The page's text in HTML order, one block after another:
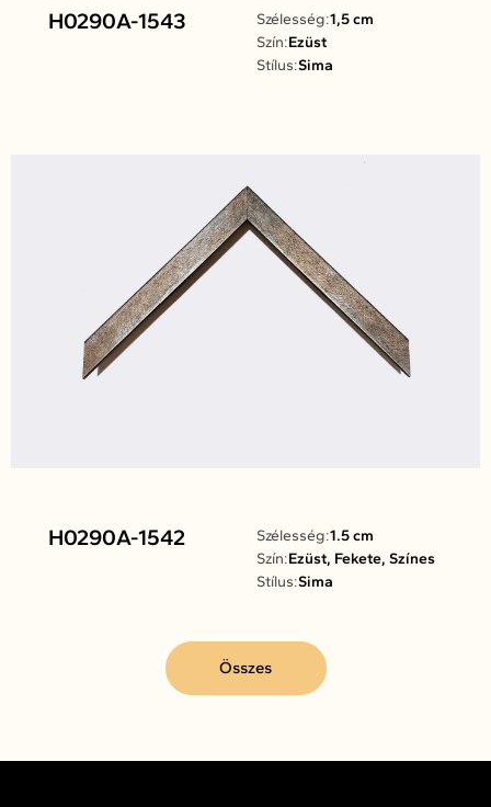
H0290A-1543 Szélesség:1,5 cm
Szín:Ezüst
Stílus:Sima
H0290A-1542 Szélesség:1.5 cm
Szín:Ezüst, Fekete, Színes
Stílus:Sima
Összes